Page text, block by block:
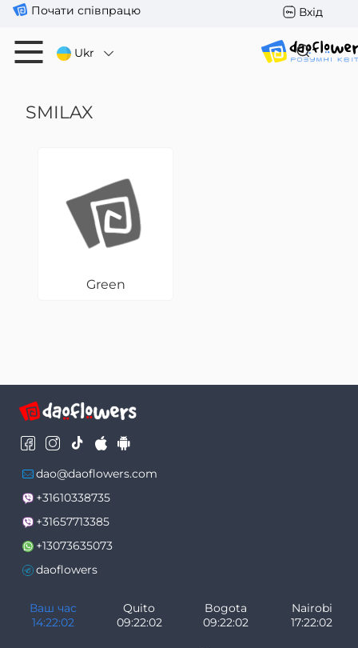
Почати співпрацю Вхід
Ukr
SMILAX
Green
dao@daoflowers.com
+31610338735
+31657713385
+13073635073
daoflowers
Ваш час
14:22:02
Quito
09:22:02
Bogota
09:22:02
Nairobi
17:22:02